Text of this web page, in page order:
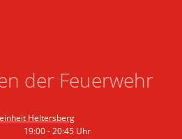
der Feuerwehr
Heltersberg
19:00-20:45 Uhr